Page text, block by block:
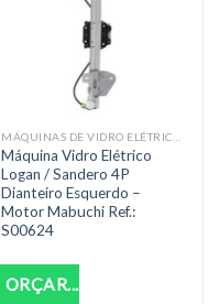
Máquina Vidro Elétrico
Logan / Sandero 4P
Dianteiro Esquerdo –
Motor Mabuchi Ref.:
S00624
ORÇAR...